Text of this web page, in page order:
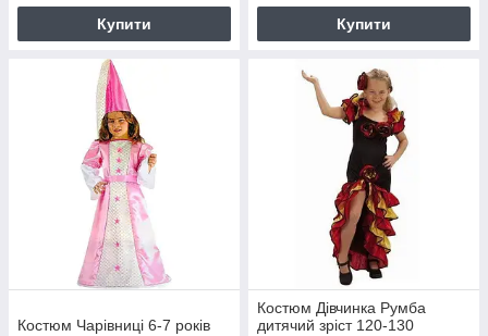
Купити Купити
Костюм Чарівниці 6-7 років
Костюм Дівчинка Румба
дитячий зріст 120-130